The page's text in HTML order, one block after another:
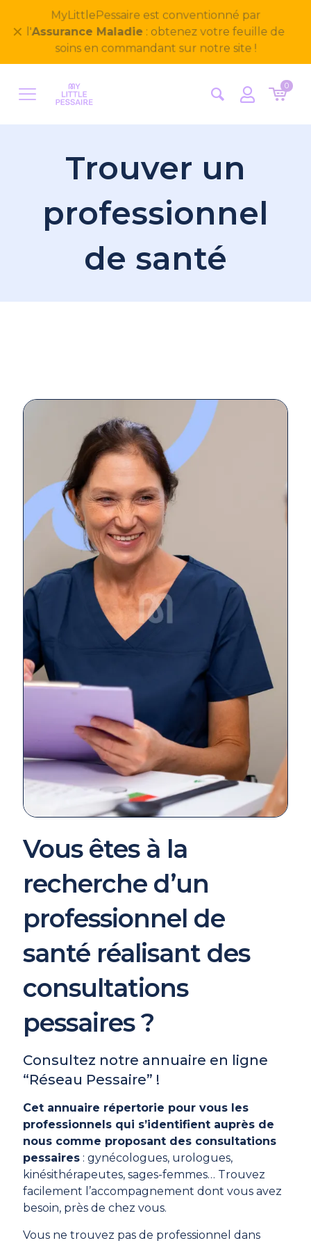
Bienvenue sur notre nouveau site
MyLittlePessaire ! Nous avons hâte d'avoir vos
retours
✕
0
Trouver un
professionnel
de santé
Vous êtes à la
recherche d’un
professionnel de
santé réalisant des
consultations
pessaires ?
Consultez notre annuaire en ligne
“Réseau Pessaire” !
Cet annuaire répertorie pour vous les
professionnels qui s’identifient auprès de
nous comme proposant des consultations
pessaires : gynécologues, urologues,
kinésithérapeutes, sages-femmes… Trouvez
facilement l’accompagnement dont vous avez
besoin, près de chez vous.
Vous ne trouvez pas de professionnel dans